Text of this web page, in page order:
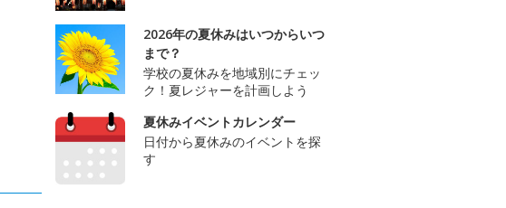
2026年の夏休みはいつからいつ
まで？
学校の夏休みを地域別にチェッ
ク！夏レジャーを計画しよう
夏休みイベントカレンダー
日付から夏休みのイベントを探
す